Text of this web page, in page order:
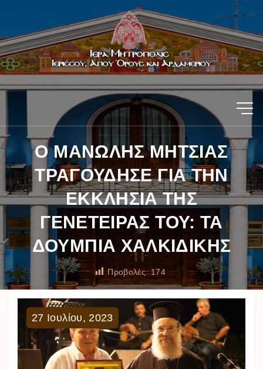
Ο ΜΑΝΩΛΗΣ ΜΗΤΣΙΑΣ
ΤΡΑΓΟΥΔΗΣΕ ΓΙΑ ΤΗΝ
ΕΚΚΛΗΣΙΑ ΤΗΣ
ΓΕΝΕΤΕΙΡΑΣ ΤΟΥ: ΤΑ
ΔΟΥΜΠΙΑ ΧΑΛΚΙΔΙΚΗΣ
Προβολές: 174
27 Ιουλίου, 2023